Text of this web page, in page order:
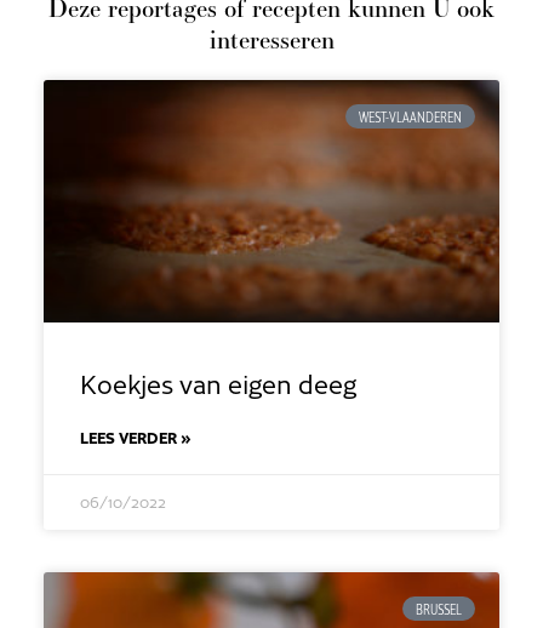
Deze reportages of recepten kunnen U ook
interesseren
WEST-VLAANDEREN
Koekjes van eigen deeg
LEES VERDER »
06/10/2022
BRUSSEL